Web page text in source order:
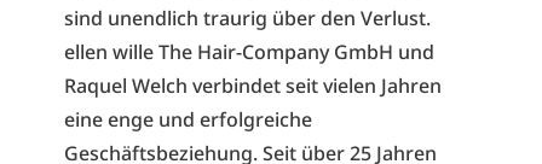
sind unendlich traurig über den Verlust.
ellen wille The Hair-Company GmbH und
Raquel Welch verbindet seit vielen Jahren
eine enge und erfolgreiche
Geschäftsbeziehung. Seit über 25 Jahren